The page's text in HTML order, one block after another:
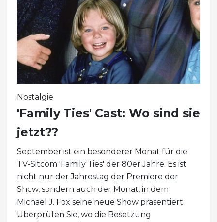
Nostalgie
'Family Ties' Cast: Wo sind sie
jetzt??
September ist ein besonderer Monat für die
TV-Sitcom 'Family Ties' der 80er Jahre. Es ist
nicht nur der Jahrestag der Premiere der
Show, sondern auch der Monat, in dem
Michael J. Fox seine neue Show präsentiert.
Überprüfen Sie, wo die Besetzung